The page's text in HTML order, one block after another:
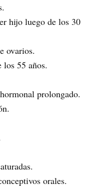
hijo luego de los 30
ovarios.
los 55 años.
prolongado.
orales.